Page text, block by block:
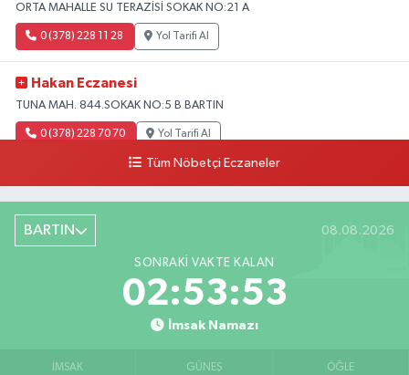
ORTA MAHALLE SU TERAZİSİ SOKAK NO:21 A
0 (378) 228 11 28 Yol Tarifi Al
Hakan Eczanesi
TUNA MAH. 844.SOKAK NO:5 B BARTIN
0 (378) 228 70 70 Yol Tarifi Al
Tüm Nöbetçi Eczaneler
BARTIN 08.08.2026
SONRAKI VAKTE KALAN
02:53:52
İmsak Namazı
İMSAK GÜNEŞ ÖĞLE